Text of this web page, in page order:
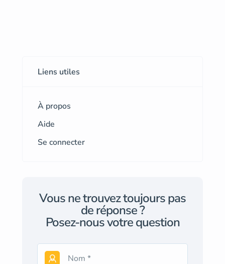
Liens utiles
À propos
Aide
Se connecter
Vous ne trouvez toujours pas
de réponse ?
Posez-nous votre question